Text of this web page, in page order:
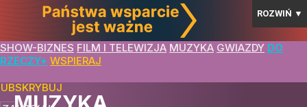
ROZWIŃ ▼
SHOW-BIZNES FILM I TELEWIZJA MUZYKA GWIAZDY DO
RZECZY+ WSPIERAJ